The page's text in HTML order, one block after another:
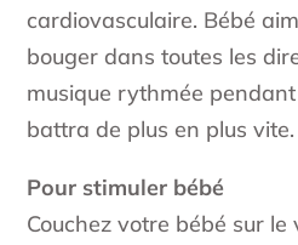
cardiovasculaire. Bébé
bouger dans toutes les
musique rythmée
battra de plus en plus vite.
Pour stimuler bébé
Couchez votre bébé sur le